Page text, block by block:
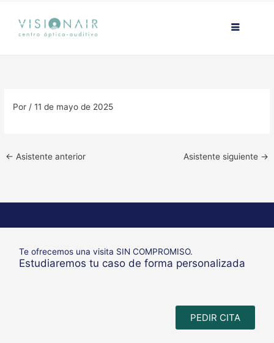
contenido
Por/11 de mayo de 2025
← Asistente anterior Asistente siguiente →
Te ofrecemos una visita SIN COMPROMISO.
Estudiaremos tu caso de forma personalizada
PEDIR CITA